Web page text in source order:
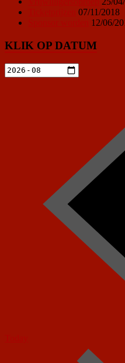
07/11/2018
12/06/
KLIK OP DATUM